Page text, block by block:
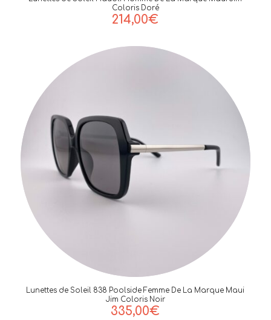
Coloris Doré
214,00€
Lunettes de Soleil 838 Poolside Femme De La Marque Maui
Jim Coloris Noir
335,00€